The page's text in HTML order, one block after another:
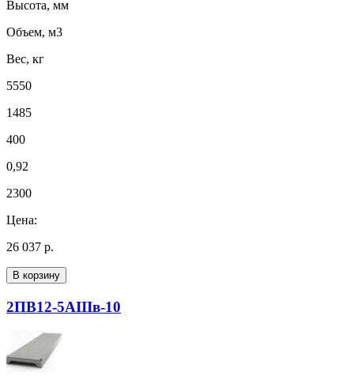
Высота, мм
Объем, м3
Вес, кг
5550
1485
400
0,92
2300
Цена:
26 037 р.
В корзину
2ПВ12-5АIIIв-10